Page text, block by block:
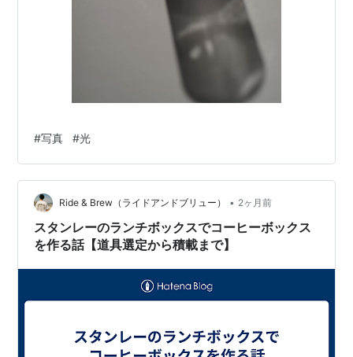
#写真 #光
Ride & Brew（ライドアンドブリュー） • 2ヶ月前
スタンレーのランチボックスでコーヒーボックス
を作る話【道具選定から積載まで】